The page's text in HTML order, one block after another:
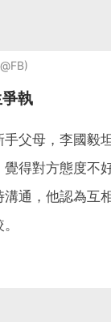
執
手父母，李國毅
得對方態度不
溝通，他認為互